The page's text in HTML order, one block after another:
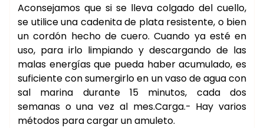
Aconsejamos que si se lleva colgado del cuello,
se utilice una cadenita de plata resistente, o bien
un cordón hecho de cuero. Cuando ya esté en
uso, para irlo limpiando y descargando de las
malas energías que pueda haber acumulado, es
suficiente con sumergirlo en un vaso de agua con
sal marina durante 15 minutos, cada dos
semanas o una vez al mes.Carga.- Hay varios
métodos para cargar un amuleto.